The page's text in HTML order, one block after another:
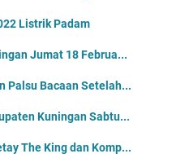
Listrik Padam
Jumat 18 Februa...
Palsu Bacaan Setelah...
Kuningan Sabtu...
The King dan Komp...